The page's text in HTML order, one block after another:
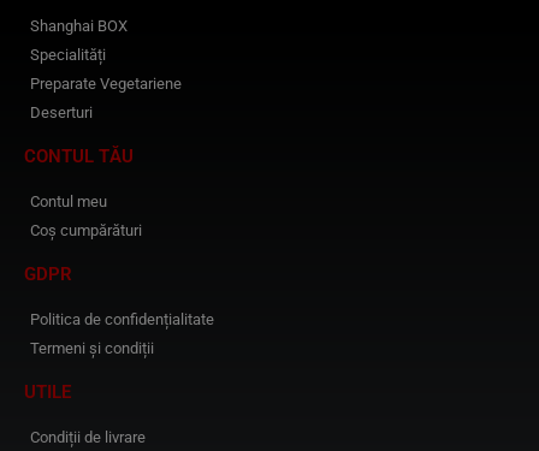
Shanghai BOX
Specialități
Preparate Vegetariene
Deserturi
CONTUL TĂU
Contul meu
Coș cumpărături
GDPR
Politica de confidențialitate
Termeni și condiții
UTILE
Condiții de livrare